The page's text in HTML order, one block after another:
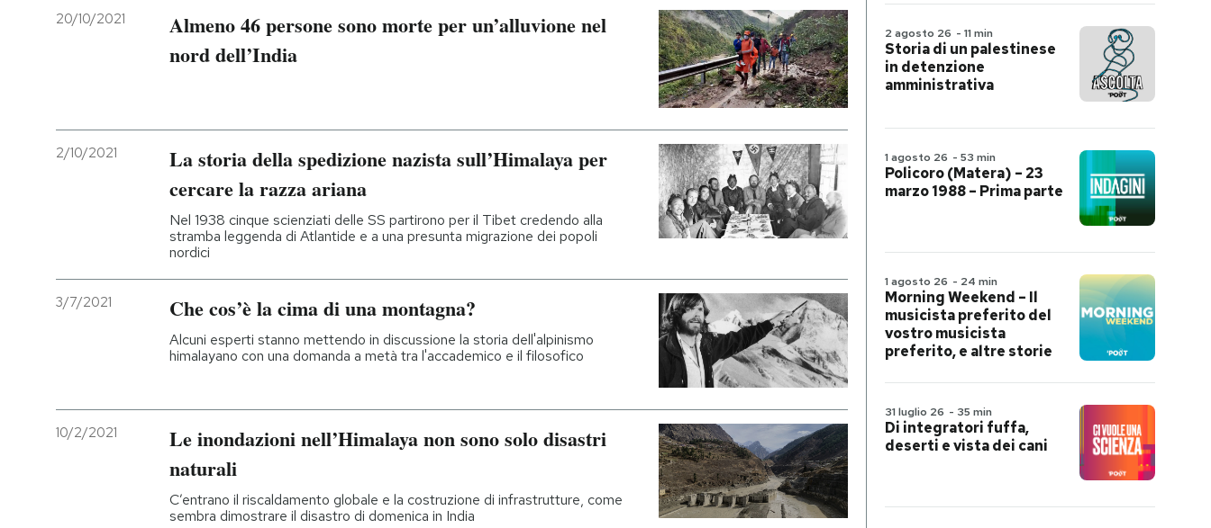
20/10/2021
Almeno 46 persone sono morte per un’alluvione nel
nord dell’India
2/10/2021
La storia della spedizione nazista sull’Himalaya per
cercare la razza ariana
Nel 1938 cinque scienziati delle SS partirono per il Tibet credendo alla
stramba leggenda di Atlantide e a una presunta migrazione dei popoli
nordici
3/7/2021 Che cos’è la cima di una montagna?
Alcuni esperti stanno mettendo in discussione la storia dell'alpinismo
himalayano con una domanda a metà tra l'accademico e il filosofico
10/2/2021
Le inondazioni nell’Himalaya non sono solo disastri
naturali
C’entrano il riscaldamento globale e la costruzione di infrastrutture, come
sembra dimostrare il disastro di domenica in India
2 agosto 26 - 11 min
Storia di un palestinese
in detenzione
amministrativa
1 agosto 26 - 53 min
Policoro (Matera) – 23
marzo 1988 – Prima parte
1 agosto 26 - 24 min
Morning Weekend – Il
musicista preferito del
vostro musicista
preferito, e altre storie
31 luglio 26 - 35 min
Di integratori fuffa,
deserti e vista dei cani